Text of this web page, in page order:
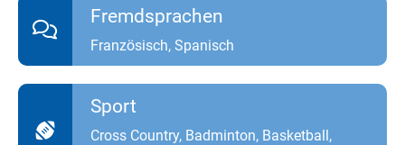
Fremdsprachen
Französisch, Spanisch
Sport
Cross Country, Badminton, Basketball,